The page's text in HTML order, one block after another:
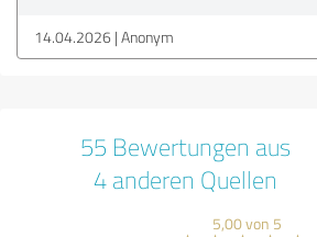
14.04.2026 Anonym
55 Bewertungen aus
4 anderen Quellen
5,00 von 5